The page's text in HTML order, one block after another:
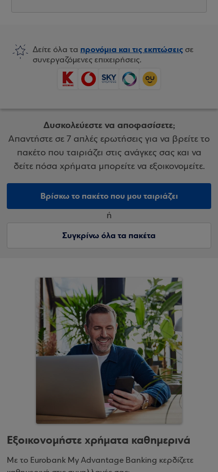
Δείτε όλα τα προνόμια και τις εκπτώσεις σε
συνεργαζόμενες επιχειρήσεις.
Δυσκολεύεστε να αποφασίσετε;
Απαντήστε σε 7 απλές ερωτήσεις για να βρείτε το
πακέτο που ταιριάζει στις ανάγκες σας και να
δείτε πόσα χρήματα μπορείτε να εξοικονομείτε.
Βρίσκω το πακέτο που μου ταιριάζει
ή
Συγκρίνω όλα τα πακέτα
Εξοικονομήστε χρήματα καθημερινά
Με το Eurobank My Advantage Banking κερδίζετε